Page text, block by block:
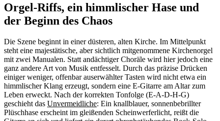
Orgel-Riffs, ein himmlischer Hase und
der Beginn des Chaos
Die Szene beginnt in einer düsteren, alten Kirche. Im Mittelpunkt
steht eine majestätische, aber sichtlich mitgenommene Kirchenorgel
mit zwei Manualen. Statt andächtiger Choräle wird hier jedoch eine
ganz andere Art von Musik entfesselt. Durch das präzise Drücken
einiger weniger, offenbar auserwählter Tasten wird nicht etwa ein
himmlischer Klang erzeugt, sondern eine E-Gitarre am Altar zum
Leben erweckt. Nach der korrekten Tonfolge (E-A-D-H-G)
geschieht das Unvermeidliche: Ein knallblauer, sonnenbebrillter
Plüschhase erscheint im gleißenden Scheinwerferlicht, reißt die